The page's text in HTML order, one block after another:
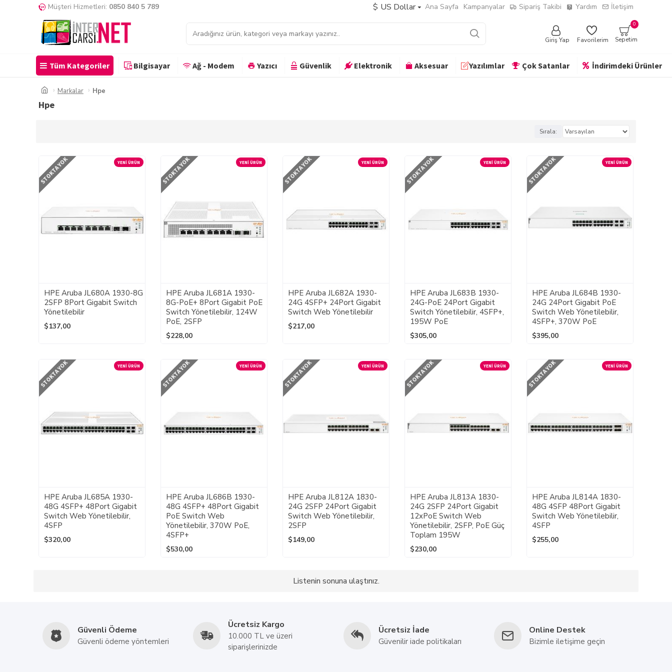
Müşteri Hizmetleri: 0850 840 5 789 $ US Dollar Ana Sayfa Kampanyalar Sipariş Takibi Yardım İletişim
Giriş Yap Favorilerim Sepetim
0
Tüm Kategoriler Bilgisayar Ağ - Modem Yazıcı Güvenlik Elektronik Aksesuar Yazılımlar Çok Satanlar İndirimdeki Ürünler
Markalar Hpe
Hpe
Sırala:
YENI ÜRÜN
STOKTA YOK
HPE Aruba JL680A 1930-8G
2SFP 8Port Gigabit Switch
Yönetilebilir
$137,00
YENI ÜRÜN
STOKTA YOK
HPE Aruba JL681A 1930-
8G-PoE+ 8Port Gigabit PoE
Switch Yönetilebilir, 124W
PoE, 2SFP
$228,00
YENI ÜRÜN
STOKTA YOK
HPE Aruba JL682A 1930-
24G 4SFP+ 24Port Gigabit
Switch Web Yönetilebilir
$217,00
YENI ÜRÜN
STOKTA YOK
HPE Aruba JL683B 1930-
24G-PoE 24Port Gigabit
Switch Yönetilebilir, 4SFP+,
195W PoE
$305,00
YENI ÜRÜN
STOKTA YOK
HPE Aruba JL684B 1930-
24G 24Port Gigabit PoE
Switch Web Yönetilebilir,
4SFP+, 370W PoE
$395,00
YENI ÜRÜN
STOKTA YOK
HPE Aruba JL685A 1930-
48G 4SFP+ 48Port Gigabit
Switch Web Yönetilebilir,
4SFP
$320,00
YENI ÜRÜN
STOKTA YOK
HPE Aruba JL686B 1930-
48G 4SFP+ 48Port Gigabit
PoE Switch Web
Yönetilebilir, 370W PoE,
4SFP+
$530,00
YENI ÜRÜN
STOKTA YOK
HPE Aruba JL812A 1830-
24G 2SFP 24Port Gigabit
Switch Web Yönetilebilir,
2SFP
$149,00
YENI ÜRÜN
STOKTA YOK
HPE Aruba JL813A 1830-
24G 2SFP 24Port Gigabit
12xPoE Switch Web
Yönetilebilir, 2SFP, PoE Güç
Toplam 195W
$230,00
YENI ÜRÜN
STOKTA YOK
HPE Aruba JL814A 1830-
48G 4SFP 48Port Gigabit
Switch Web Yönetilebilir,
4SFP
$255,00
Listenin sonuna ulaştınız.
Güvenli Ödeme
Güvenli ödeme yöntemleri
Ücretsiz Kargo
10.000 TL ve üzeri
siparişlerinizde
Ücretsiz İade
Güvenilir iade politikaları
Online Destek
Bizimle iletişime geçin